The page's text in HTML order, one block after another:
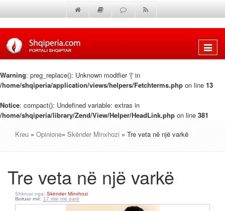
Shfaq
Warning: preg_replace(): Unknown modifier '{' in
/home/shqiperia/application/views/helpers/Fetchterms.php on line 13
Notice: compact(): Undefined variable: extras in
/home/shqiperia/library/Zend/View/Helper/HeadLink.php on line 381
Kreu » Opinione» Skënder Minxhozi » Tre veta në një varkë
Tre veta në një varkë
Shkruar nga: Skënder Minxhozi
Botuar më: 17 vite më parë